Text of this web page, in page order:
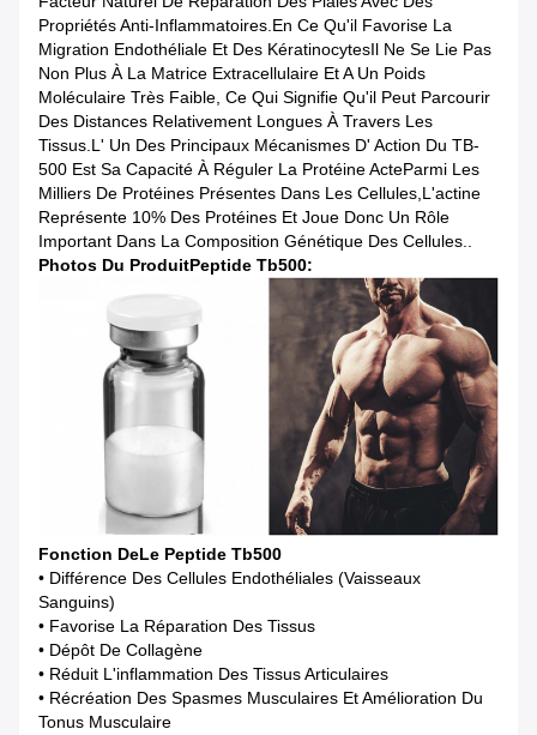
Propriétés Anti-Inflammatoires.en Ce Qu'il Favorise La
Migration Endothéliale Et Des KératinocytesIl Ne Se Lie Pas
Non Plus À La Matrice Extracellulaire Et A Un Poids
Moléculaire Très Faible, Ce Qui Signifie Qu'il Peut Parcourir
Des Distances Relativement Longues À Travers Les
Tissus.L' Un Des Principaux Mécanismes D' Action Du TB-
500 Est Sa Capacité À Réguler La Protéine ActeParmi Les
Milliers De Protéines Présentes Dans Les Cellules,L'actine
Représente 10% Des Protéines Et Joue Donc Un Rôle
Important Dans La Composition Génétique Des Cellules..
Photos Du ProduitPeptide Tb500:
Fonction DeLe Peptide Tb500
• Différence Des Cellules Endothéliales (vaisseaux
Sanguins)
• Favorise La Réparation Des Tissus
• Dépôt De Collagène
• Réduit L'inflammation Des Tissus Articulaires
• Récréation Des Spasmes Musculaires Et Amélioration Du
Tonus Musculaire